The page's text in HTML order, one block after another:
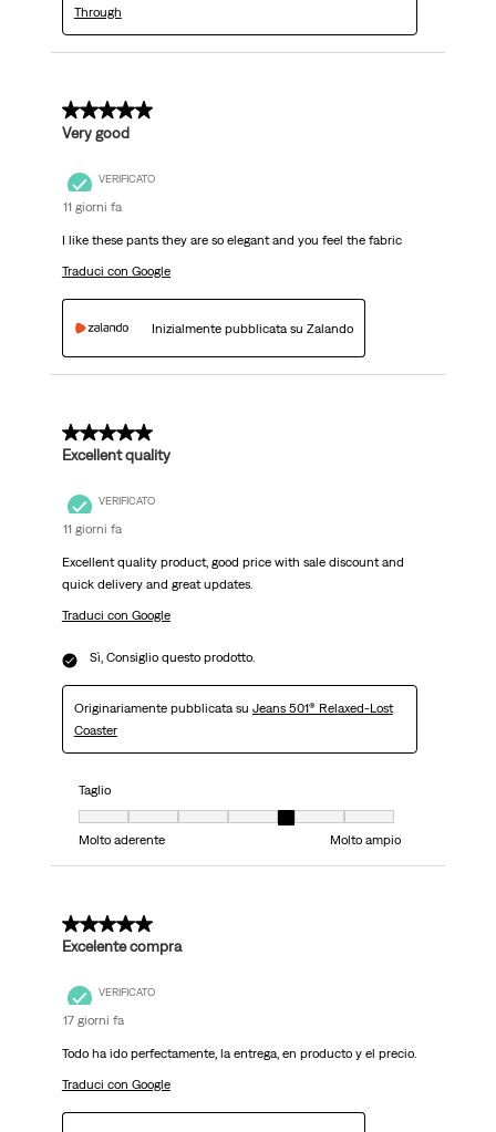
Through
5 su 5 stelle.
Very good
VERIFICATO
11 giorni fa
I like these pants they are so elegant and you feel the fabric
Traduci con Google
Inizialmente pubblicata su Zalando
5 su 5 stelle.
Excellent quality
VERIFICATO
11 giorni fa
Excellent quality product, good price with sale discount and
quick delivery and great updates.
Traduci con Google
Sì, Consiglio questo prodotto.
Originariamente pubblicata su Jeans 501® Relaxed-Lost
Coaster
Taglio
Taglio, 5 su 7, dove 1 è uguale a Molto aderente e 7 è uguale a Molto
Molto aderente
Molto ampio
5 su 5 stelle.
Excelente compra
VERIFICATO
17 giorni fa
Todo ha ido perfectamente, la entrega, en producto y el precio.
Traduci con Google